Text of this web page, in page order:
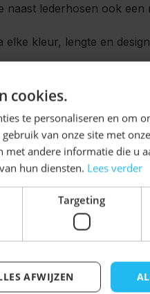
naast lederhosen ook een
elke kleur, lengte en
dag nog verzonden!
Spaß!
cookies.
te personaliseren en om
van onze site met
met andere informatie die u
hun diensten. Lees verder
Targeting
AFWIJZEN
5%
en ontvang
kortingen!